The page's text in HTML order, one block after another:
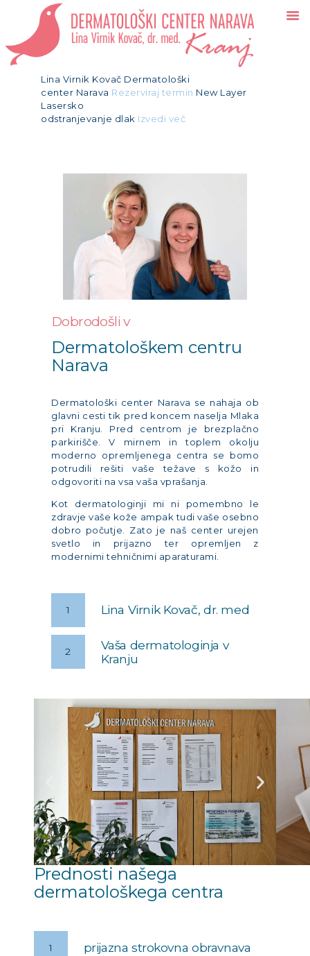
Dermatološki center Narava
DOMOV
STORITVE
NOVICE
Lina Virnik Kovač Dermatološki
center Narava Rezerviraj termin New Layer
Lasersko
odstranjevanje dlak Izvedi več
Dobrodošli v
Dermatološkem centru
Narava
Dermatološki center Narava se nahaja ob
glavni cesti tik pred koncem naselja Mlaka
pri Kranju. Pred centrom je brezplačno
parkirišče. V mirnem in toplem okolju
moderno opremljenega centra se bomo
potrudili rešiti vaše težave s kožo in
odgovoriti na vsa vaša vprašanja.
Kot dermatologinji mi ni pomembno le
zdravje vaše kože ampak tudi vaše osebno
dobro počutje. Zato je naš center urejen
svetlo in prijazno ter opremljen z
modernimi tehničnimi aparaturami.
1 Lina Virnik Kovač, dr. med
2
Vaša dermatologinja v
Kranju
Prednosti našega
dermatološkega centra
1 prijazna strokovna obravnava